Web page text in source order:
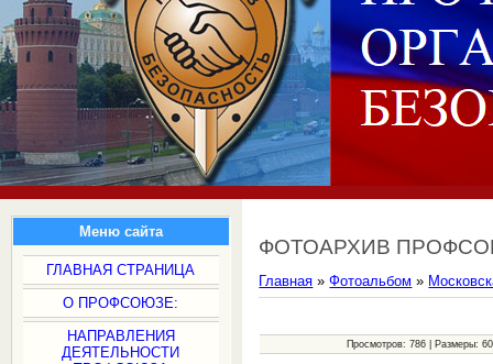
Меню сайта
ГЛАВНАЯ СТРАНИЦА
О ПРОФСОЮЗЕ:
НАПРАВЛЕНИЯ
ДЕЯТЕЛЬНОСТИ
ФОТОАРХИВ
Главная »Фотоальбом »
Просмотров: 786 | Размеры: